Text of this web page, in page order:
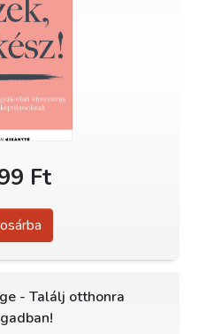
Ft
- Találj otthonra